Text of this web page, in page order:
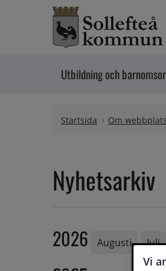
Vi
Hoppa till innehåll
Utbildning och
Startsida Om
Nyhetsarkiv
2026 Augusti Juli